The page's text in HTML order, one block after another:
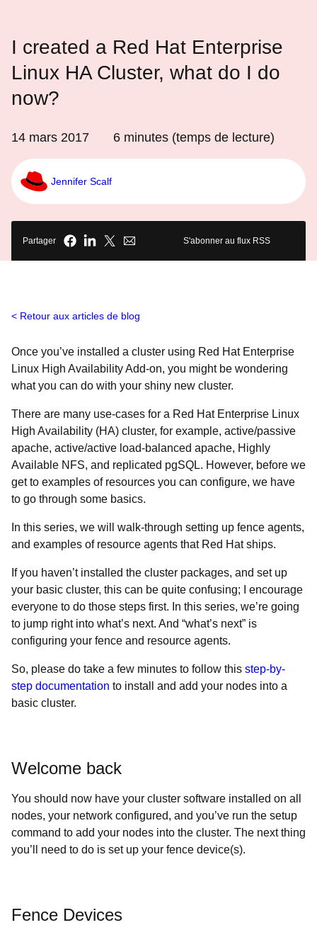
I created a Red Hat Enterprise
Linux HA Cluster, what do I do
now?
14 mars 2017 6 minutes (temps de lecture)
Jennifer Scalf
Partager S'abonner au flux RSS
Retour aux articles de blog
Once you’ve installed a cluster using Red Hat Enterprise
Linux High Availability Add-on, you might be wondering
what you can do with your shiny new cluster.
There are many use-cases for a Red Hat Enterprise Linux
High Availability (HA) cluster, for example, active/passive
apache, active/active load-balanced apache, Highly
Available NFS, and replicated pgSQL. However, before we
get to examples of resources you can configure, we have
to go through some basics.
In this series, we will walk-through setting up fence agents,
and examples of resource agents that Red Hat ships.
If you haven’t installed the cluster packages, and set up
your basic cluster, this can be quite confusing; I encourage
everyone to do those steps first. In this series, we’re going
to jump right into what’s next. And “what’s next” is
configuring your fence and resource agents.
So, please do take a few minutes to follow this step-by-
step documentation to install and add your nodes into a
basic cluster.
Welcome back
You should now have your cluster software installed on all
nodes, your network configured, and you’ve run the setup
command to add your nodes into the cluster. The next thing
you’ll need to do is set up your fence device(s).
Fence Devices